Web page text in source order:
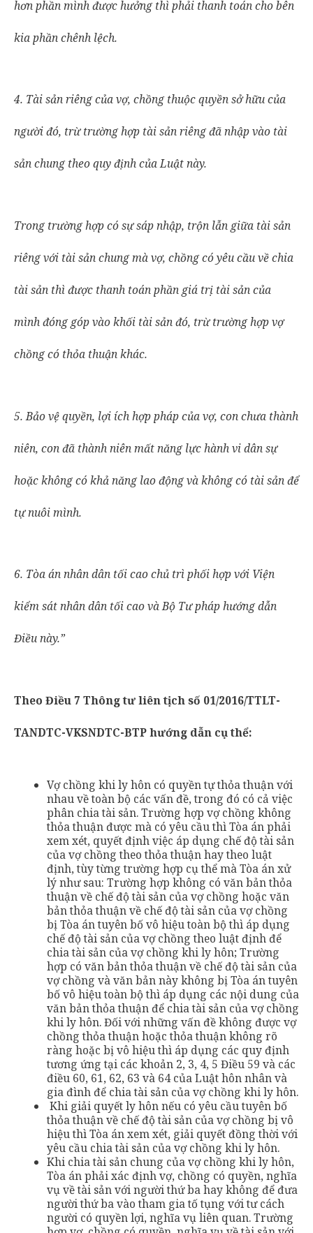
hơn phần mình được hưởng thì phải thanh toán cho bên
kia phần chênh lệch.
4. Tài sản riêng của vợ, chồng thuộc quyền sở hữu của
người đó, trừ trường hợp tài sản riêng đã nhập vào tài
sản chung theo quy định của Luật này.
Trong trường hợp có sự sáp nhập, trộn lẫn giữa tài sản
riêng với tài sản chung mà vợ, chồng có yêu cầu về chia
tài sản thì được thanh toán phần giá trị tài sản của
mình đóng góp vào khối tài sản đó, trừ trường hợp vợ
chồng có thỏa thuận khác.
5. Bảo vệ quyền, lợi ích hợp pháp của vợ, con chưa thành
niên, con đã thành niên mất năng lực hành vi dân sự
hoặc không có khả năng lao động và không có tài sản để
tự nuôi mình.
6. Tòa án nhân dân tối cao chủ trì phối hợp với Viện
kiểm sát nhân dân tối cao và Bộ Tư pháp hướng dẫn
Điều này.”
Theo Điều 7 Thông tư liên tịch số 01/2016/TTLT-
TANDTC-VKSNDTC-BTP hướng dẫn cụ thể:
Vợ chồng khi ly hôn có quyền tự thỏa thuận với
nhau về toàn bộ các vấn đề, trong đó có cả việc
phân chia tài sản. Trường hợp vợ chồng không
thỏa thuận được mà có yêu cầu thì Tòa án phải
xem xét, quyết định việc áp dụng chế độ tài sản
của vợ chồng theo thỏa thuận hay theo luật
định, tùy từng trường hợp cụ thể mà Tòa án xử
lý như sau: Trường hợp không có văn bản thỏa
thuận về chế độ tài sản của vợ chồng hoặc văn
bản thỏa thuận về chế độ tài sản của vợ chồng
bị Tòa án tuyên bố vô hiệu toàn bộ thì áp dụng
chế độ tài sản của vợ chồng theo luật định để
chia tài sản của vợ chồng khi ly hôn; Trường
hợp có văn bản thỏa thuận về chế độ tài sản của
vợ chồng và văn bản này không bị Tòa án tuyên
bố vô hiệu toàn bộ thì áp dụng các nội dung của
văn bản thỏa thuận để chia tài sản của vợ chồng
khi ly hôn. Đối với những vấn đề không được vợ
chồng thỏa thuận hoặc thỏa thuận không rõ
ràng hoặc bị vô hiệu thì áp dụng các quy định
tương ứng tại các khoản 2, 3, 4, 5 Điều 59 và các
điều 60, 61, 62, 63 và 64 của Luật hôn nhân và
gia đình để chia tài sản của vợ chồng khi ly hôn.
Khi giải quyết ly hôn nếu có yêu cầu tuyên bố
thỏa thuận về chế độ tài sản của vợ chồng bị vô
hiệu thì Tòa án xem xét, giải quyết đồng thời với
yêu cầu chia tài sản của vợ chồng khi ly hôn.
Khi chia tài sản chung của vợ chồng khi ly hôn,
Tòa án phải xác định vợ, chồng có quyền, nghĩa
vụ về tài sản với người thứ ba hay không để đưa
người thứ ba vào tham gia tố tụng với tư cách
người có quyền lợi, nghĩa vụ liên quan. Trường